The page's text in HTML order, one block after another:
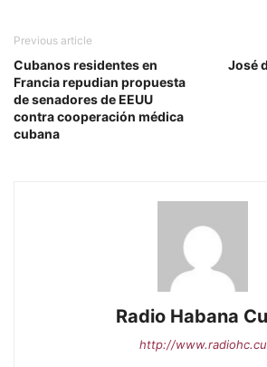
Previous article
Cubanos residentes en
Francia repudian propuesta
de senadores de EEUU
contra cooperación médica
cubana
José
Radio Habana
http://www.radiohc.cu